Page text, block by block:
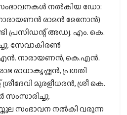
നൽകിയ ഡോ:
രാമൻ മേനോൻ)
പ്രസിഡന്റ് അഡ്വ. എം. കെ.
സേവാകിരൺ
എൻ. നാരായണൻ, കെ.എൻ.
രാധാകൃഷ്ണൻ, പ്രഗതി
മുരളീധരൻ, ശ്രീ കെ.
സംഭാവന നൽകി വരുന്ന